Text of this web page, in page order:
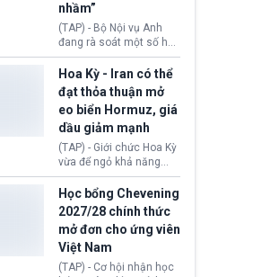
sẽ không còn bị mặc
định không đáp ứng tiêu
chuẩn sức khỏe chỉ vì
chi phí điều trị khi nộp hồ
nhầm”
(TAP) - Bộ Nội vụ Anh
đang rà soát một số hồ
sơ thuộc Chương trình
Định cư EU (EU
Settlement Scheme -
EUSS) sau khi xác định
có trường hợp được cấp
quy chế cư trú hậu
Brexit “do nhầm lẫn”.
Động thái này làm dấy
lên lo ngại về việc thực
thi Thỏa thuận Rút khỏi
Liên minh châu Âu
(Withdrawal
Agreement).
Hoa Kỳ - Iran có thể
đạt thỏa thuận mở
eo biển Hormuz, giá
dầu giảm mạnh
(TAP) - Giới chức Hoa Kỳ
vừa để ngỏ khả năng
sớm đạt thỏa thuận với
Iran nhằm mở lại eo biển
Hormuz, mở đường cho
việc khôi phục hoạt
động hàng hải. Những
tín hiệu ngoại giao tích
cực này lập tức tác động
Học bổng Chevening
2027/28 chính thức
mở đơn cho ứng viên
Việt Nam
(TAP) - Cơ hội nhận học